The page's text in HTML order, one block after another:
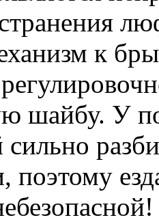
к
шайбу. У
сильно